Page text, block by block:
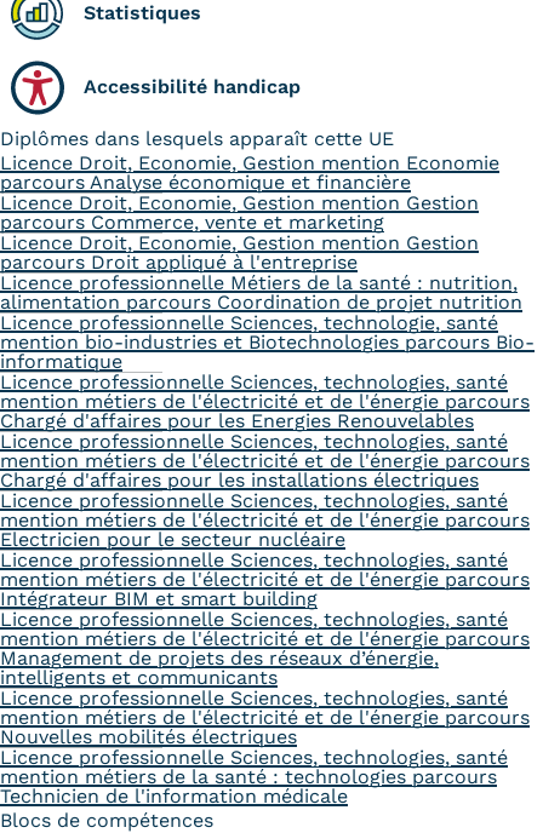
Statistiques
Accessibilité handicap
Diplômes dans lesquels apparaît cette UE
Licence Droit, Economie, Gestion mention Economie
parcours Analyse économique et financière
Licence Droit, Economie, Gestion mention Gestion
parcours Commerce, vente et marketing
Licence Droit, Economie, Gestion mention Gestion
parcours Droit appliqué à l'entreprise
Licence professionnelle Métiers de la santé : nutrition,
alimentation parcours Coordination de projet nutrition
Licence professionnelle Sciences, technologie, santé
mention bio-industries et Biotechnologies parcours Bio-
informatique
Licence professionnelle Sciences, technologies, santé
mention métiers de l'électricité et de l'énergie parcours
Chargé d'affaires pour les Energies Renouvelables
Licence professionnelle Sciences, technologies, santé
mention métiers de l'électricité et de l'énergie parcours
Chargé d'affaires pour les installations électriques
Licence professionnelle Sciences, technologies, santé
mention métiers de l'électricité et de l'énergie parcours
Electricien pour le secteur nucléaire
Licence professionnelle Sciences, technologies, santé
mention métiers de l'électricité et de l'énergie parcours
Intégrateur BIM et smart building
Licence professionnelle Sciences, technologies, santé
mention métiers de l'électricité et de l'énergie parcours
Management de projets des réseaux d’énergie,
intelligents et communicants
Licence professionnelle Sciences, technologies, santé
mention métiers de l'électricité et de l'énergie parcours
Nouvelles mobilités électriques
Licence professionnelle Sciences, technologies, santé
mention métiers de la santé : technologies parcours
Technicien de l'information médicale
Blocs de compétences